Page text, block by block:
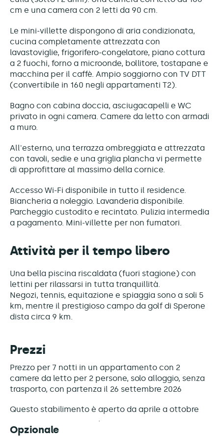
cm e una camera con 2 letti da 90 cm.
Le mini-villette dispongono di aria condizionata,
cucina completamente attrezzata con
lavastoviglie, frigorifero-congelatore, piano cottura
a 2 fuochi, forno a microonde, bollitore, tostapane e
macchina per il caffè. Ampio soggiorno con TV DTT
(convertibile in 160 negli appartamenti T2).
Bagno con cabina doccia, asciugacapelli e WC
privato in ogni camera. Camere da letto con armadi
a muro.
All'esterno, una terrazza ombreggiata e attrezzata
con tavoli, sedie e una griglia plancha vi permette
di approfittare al massimo della cornice.
Accesso Wi-Fi disponibile in tutto il residence.
Biancheria a noleggio. Lavanderia disponibile.
Parcheggio custodito e recintato. Pulizia intermedia
a pagamento. Mini-villette per non fumatori.
Attività per il tempo libero
Una bella piscina riscaldata (fuori stagione) con
lettini per rilassarsi in tutta tranquillità.
Negozi, tennis, equitazione e spiaggia sono a soli 5
km, mentre il prestigioso campo da golf di Sperone
dista circa 9 km.
Prezzi
Prezzo per 7 notti in un appartamento con 2
camere da letto per 2 persone, solo alloggio, senza
trasporto, con partenza il 26 settembre 2026
Questo stabilimento è aperto da aprile a ottobre
Opzionale